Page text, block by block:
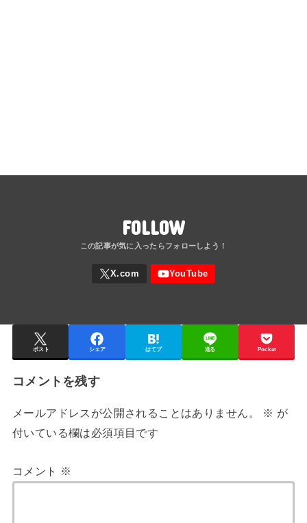
FOLLOW
ポスト シェア はてブ 送る Pocket
コメントを残す
メールアドレスが公開されることはありません。 ※ が
付いている欄は必須項目です
コメント ※